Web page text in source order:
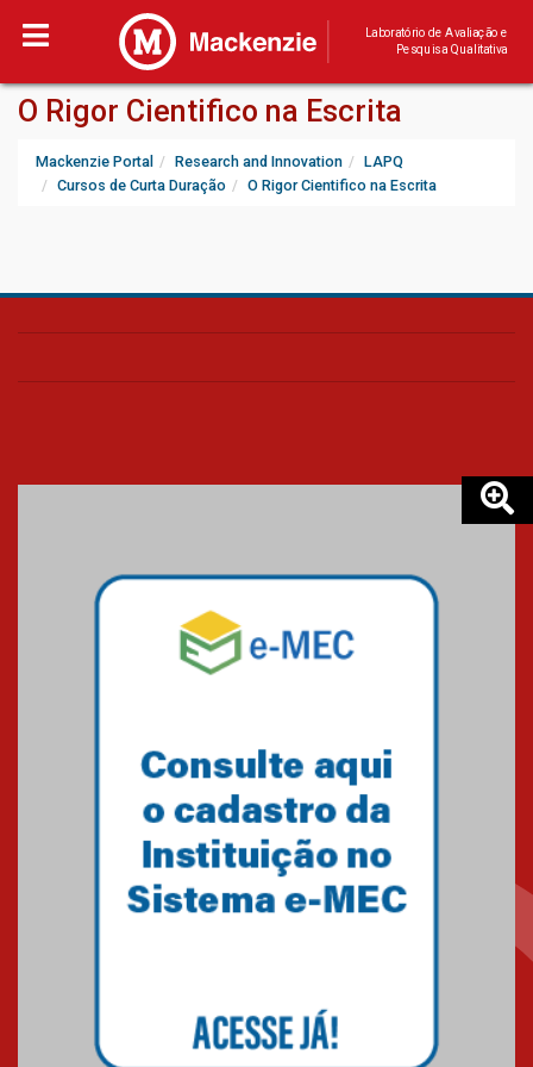
Laboratório de Avaliação e
Pesquisa Qualitativa
O Rigor Cientifico na Escrita
Mackenzie Portal Research and Innovation
LAPQ
Cursos de Curta Duração
O Rigor Cientifico na Escrita